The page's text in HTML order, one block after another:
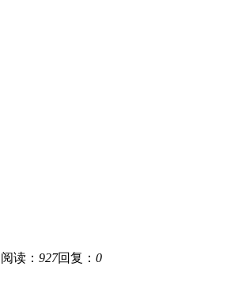
阅读： 927回复： 0